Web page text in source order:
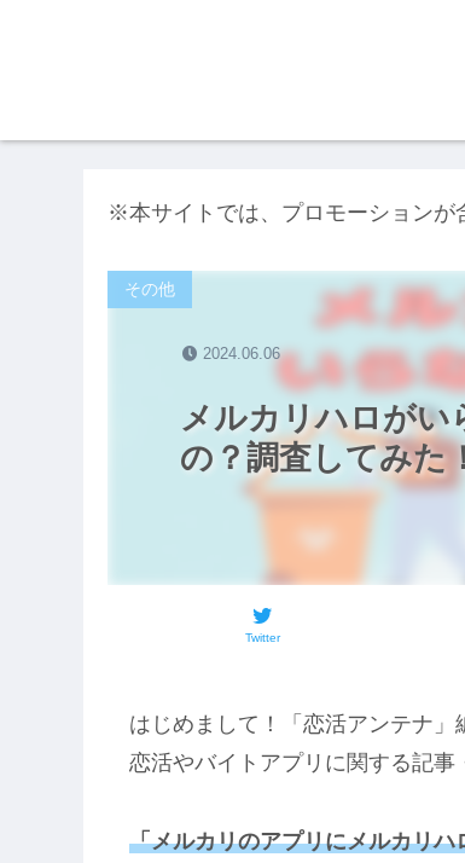
※本サイトでは、プロモーションが
メルカリハロがい
の？調査してみた！
その他
Twitter
2024.06.06
はじめまして！「恋活アンテナ」
恋活やバイトアプリに関する記事
「メルカリのアプリにメルカリ